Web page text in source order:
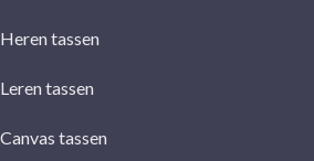
Heren tassen
Leren tassen
Canvas tassen